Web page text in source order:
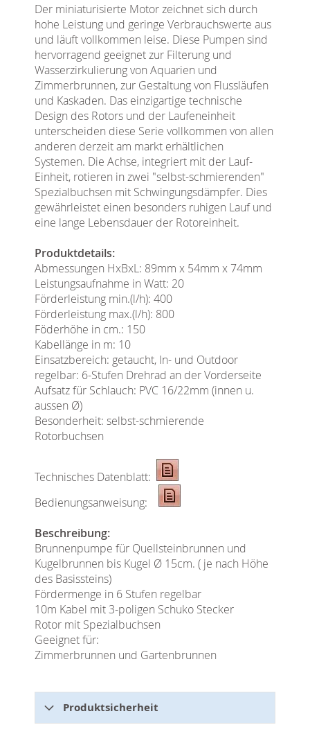
Der miniaturisierte Motor zeichnet sich durch
hohe Leistung und geringe Verbrauchswerte aus
und läuft vollkommen leise. Diese Pumpen sind
hervorragend geeignet zur Filterung und
Wasserzirkulierung von Aquarien und
Zimmerbrunnen, zur Gestaltung von Flussläufen
und Kaskaden. Das einzigartige technische
Design des Rotors und der Laufeneinheit
unterscheiden diese Serie vollkommen von allen
anderen derzeit am markt erhältlichen
Systemen. Die Achse, integriert mit der Lauf-
Einheit, rotieren in zwei "selbst-schmierenden"
Spezialbuchsen mit Schwingungsdämpfer. Dies
gewährleistet einen besonders ruhigen Lauf und
eine lange Lebensdauer der Rotoreinheit.
Produktdetails:
Abmessungen HxBxL: 89mm x 54mm x 74mm
Leistungsaufnahme in Watt: 20
Förderleistung min.(l/h): 400
Förderleistung max.(l/h): 800
Föderhöhe in cm.: 150
Kabellänge in m: 10
Einsatzbereich: getaucht, In- und Outdoor
regelbar: 6-Stufen Drehrad an der Vorderseite
Aufsatz für Schlauch: PVC 16/22mm (innen u.
aussen Ø)
Besonderheit: selbst-schmierende
Rotorbuchsen
Technisches Datenblatt:
Bedienungsanweisung:
Beschreibung:
Brunnenpumpe für Quellsteinbrunnen und
Kugelbrunnen bis Kugel Ø 15cm. ( je nach Höhe
des Basissteins)
Fördermenge in 6 Stufen regelbar
10m Kabel mit 3-poligen Schuko Stecker
Rotor mit Spezialbuchsen
Geeignet für:
Zimmerbrunnen und Gartenbrunnen
Produktsicherheit